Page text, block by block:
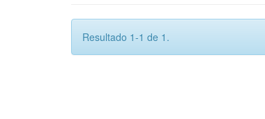
Resultado 1-1 de 1.